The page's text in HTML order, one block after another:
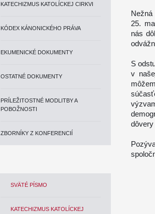
KATECHIZMUS KATOLÍCKEJ CIRKVI
KÓDEX KÁNONICKÉHO PRÁVA
EKUMENICKÉ DOKUMENTY
OSTATNÉ DOKUMENTY
PRÍLEŽITOSTNÉ MODLITBY A
POBOŽNOSTI
ZBORNÍKY Z KONFERENCIÍ
SVÄTÉ PÍSMO
KATECHIZMUS KATOLÍCKEJ
Nežná
25.
nás
S
v
dôvery